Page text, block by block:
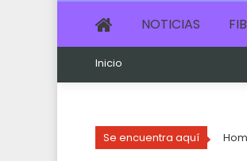
NOTICIAS
Inicio
Se encuentra aquí